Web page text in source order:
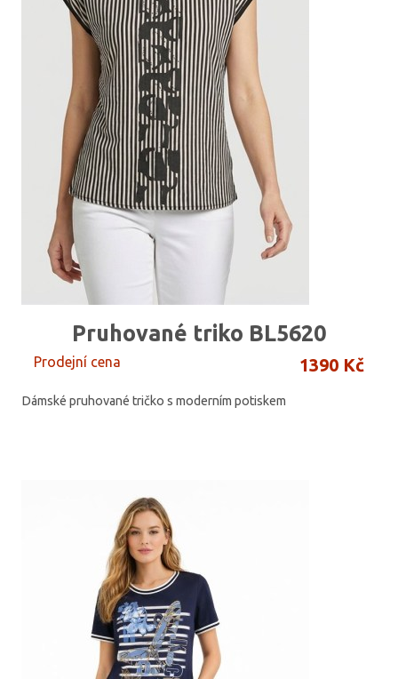
Pruhované triko BL5620
Prodejní cena 1390 Kč
Dámské pruhované tričko s moderním potiskem